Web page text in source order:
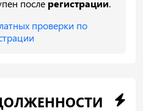
после регистрации.
проверки по